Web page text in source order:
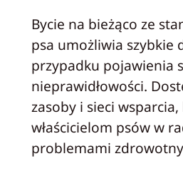
Bycie na bieżąco ze
psa umożliwia szybkie
przypadku pojawienia
nieprawidłowości.
zasoby i sieci
właścicielom psów w
problemami